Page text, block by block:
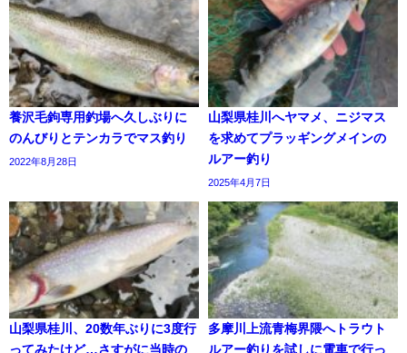
養沢毛鉤専用釣場へ久しぶりに
のんびりとテンカラでマス釣り
2022年8月28日
山梨県桂川へヤマメ、ニジマス
を求めてプラッギングメインの
ルアー釣り
2025年4月7日
山梨県桂川、20数年ぶりに3度行
ってみたけど…さすがに当時の
多摩川上流青梅界隈へトラウト
ルアー釣りを試しに電車で行っ